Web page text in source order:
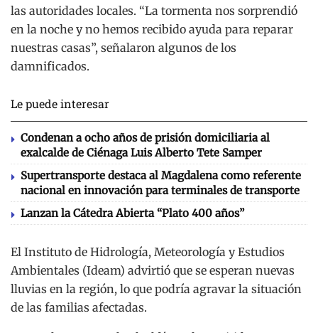
las autoridades locales. “La tormenta nos sorprendió
en la noche y no hemos recibido ayuda para reparar
nuestras casas”, señalaron algunos de los
damnificados.
Le puede interesar
Condenan a ocho años de prisión domiciliaria al
exalcalde de Ciénaga Luis Alberto Tete Samper
Supertransporte destaca al Magdalena como referente
nacional en innovación para terminales de transporte
Lanzan la Cátedra Abierta “Plato 400 años”
El Instituto de Hidrología, Meteorología y Estudios
Ambientales (Ideam) advirtió que se esperan nuevas
lluvias en la región, lo que podría agravar la situación
de las familias afectadas.